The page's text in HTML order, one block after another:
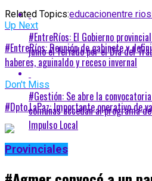
Related Topics:educacionentre rios
Up Next
#EntreRíos: Reunión de gabinete y
haberes, aguinaldo y receso invernal
Don't Miss
#Dpto.LaPaz: Importante operativo de
#EntreRíos: El Gobierno
junio el feriado por el Día del
#Gestión: Se abre la
comunas accedan al programa
Impulso Local
Provinciales